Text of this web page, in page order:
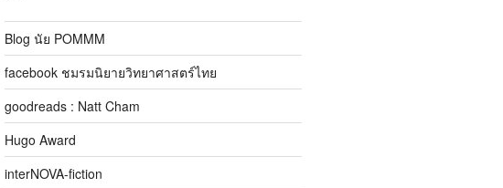
Blog นัย POMMM
facebook ชมรมนิยายวิทยาศาสตร์ไทย
goodreads : Natt Cham
Hugo Award
interNOVA-fiction